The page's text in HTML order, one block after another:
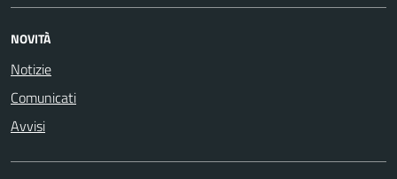
NOVITÀ
Notizie
Comunicati
Avvisi